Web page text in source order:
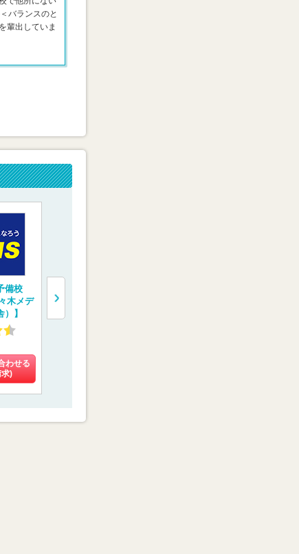
バランスのと
輩出していま
備校
木メデ
】
わせる
)
【医学部特訓塾】